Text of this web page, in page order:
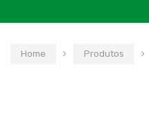
Home
Produtos